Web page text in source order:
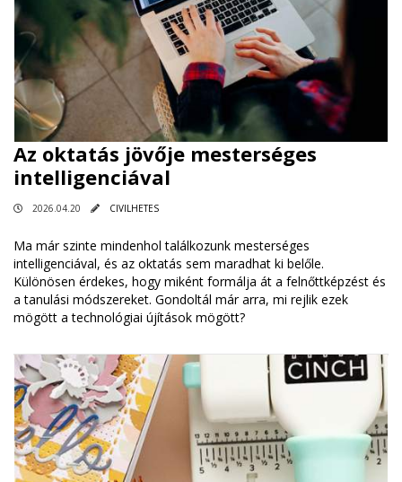
Az oktatás jövője mesterséges
intelligenciával
2026.04.20 CIVILHETES
Ma már szinte mindenhol találkozunk mesterséges
intelligenciával, és az oktatás sem maradhat ki belőle.
Különösen érdekes, hogy miként formálja át a felnőttképzést és
a tanulási módszereket. Gondoltál már arra, mi rejlik ezek
mögött a technológiai újítások mögött?